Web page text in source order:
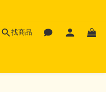
找商品